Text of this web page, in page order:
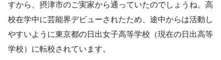
すから、摂津市のご実家から通っていたのでしょうね。高
校在学中に芸能界デビューされたため、途中からは活動し
やすいように東京都の日出女子高等学校（現在の日出高等
学校）に転校されています。